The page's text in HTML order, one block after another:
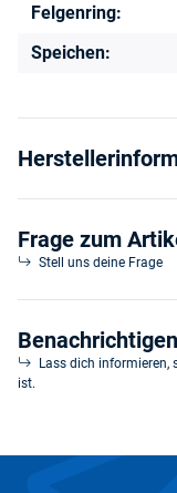
Felgenring:
Speichen:
Frage zum
Stell uns deine Frage
Lass dich informieren,
ist.